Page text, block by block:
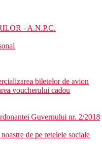
- A.N.P.C.
biletelor de avion
voucherului cadou
Guvernului nr. 2/2018
de pe retelele sociale